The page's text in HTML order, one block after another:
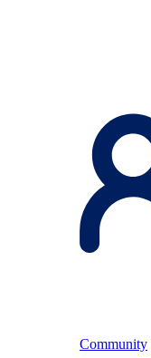
Community